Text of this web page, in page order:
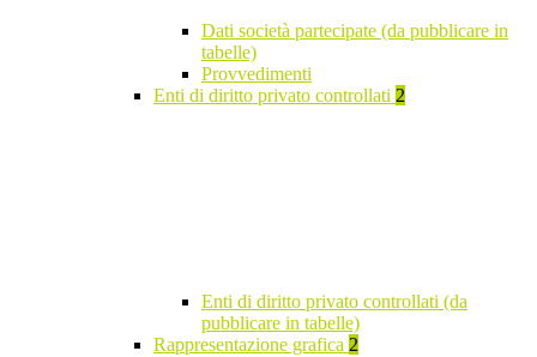
Dati società partecipate (da pubblicare in
tabelle)
Provvedimenti
Enti di diritto privato controllati 2
Enti di diritto privato controllati (da
pubblicare in tabelle)
Rappresentazione grafica 2